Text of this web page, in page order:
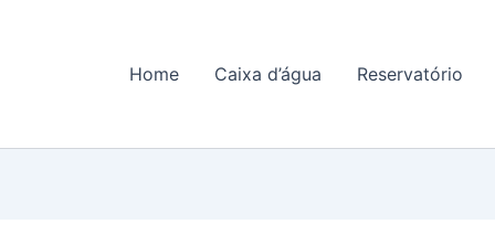
Home Caixa d’água Reservatório